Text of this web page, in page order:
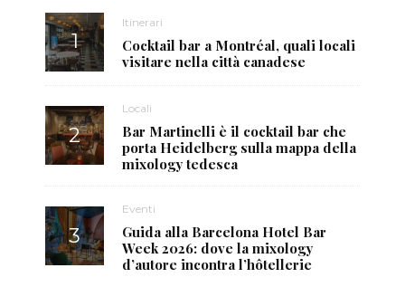
Itinerari
Cocktail bar a Montréal, quali locali
visitare nella città canadese
Locali
Bar Martinelli è il cocktail bar che
porta Heidelberg sulla mappa della
mixology tedesca
Eventi
Guida alla Barcelona Hotel Bar
Week 2026: dove la mixology
d’autore incontra l’hôtellerie